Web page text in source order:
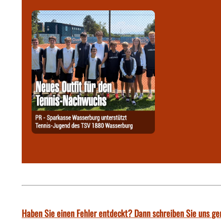
Haben Sie einen Fehler entdeckt? Dann schreiben Sie uns